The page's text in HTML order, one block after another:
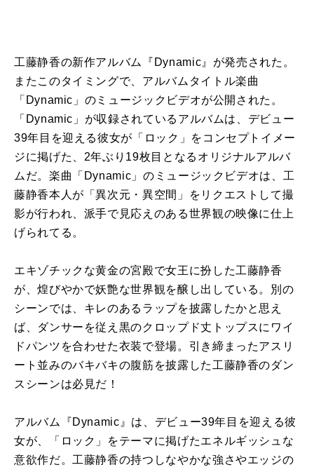
工藤静香の新作アルバム『Dynamic』が発売された。
またこのタイミングで、アルバムタイトル楽曲
「Dynamic」のミュージックビデオが公開された。
「Dynamic」が収録されているアルバムは、デビュー
39年目を迎える彼女が「ロック」をコンセプトイメー
ジに掲げた、2年ぶり19枚目となるオリジナルアルバ
ムだ。楽曲「Dynamic」のミュージックビデオは、工
藤静香本人が「異次元・異空間」をリクエストして撮
影が行われ、派手で見応えのある世界観の映像に仕上
げられてる。
エキゾチックな黄金の宮殿で女王に扮した工藤静香
が、煌びやかで妖艶な世界観を醸し出している。別の
シーンでは、キレのあるラップを披露したかと思え
ば、ダンサーを従え黒のクロップド丈トップスにワイ
ドパンツを合わせた衣装で登場。引き締まったアスリ
ート並みのバキバキの腹筋を披露した工藤静香のダン
スシーンは必見だ！
アルバム『Dynamic』は、デビュー39年目を迎える彼
女が、「ロック」をテーマに掲げたエネルギッシュな
意欲作だ。工藤静香の持つしなやかな強さやエッジの